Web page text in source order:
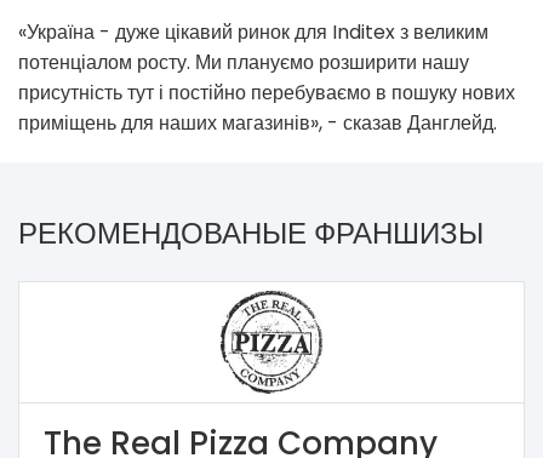
«Україна - дуже цікавий ринок для Inditex з великим
потенціалом росту. Ми плануємо розширити нашу
присутність тут і постійно перебуваємо в пошуку нових
приміщень для наших магазинів», - сказав Данглейд.
РЕКОМЕНДОВАНЫЕ ФРАНШИЗЫ
The Real Pizza Company